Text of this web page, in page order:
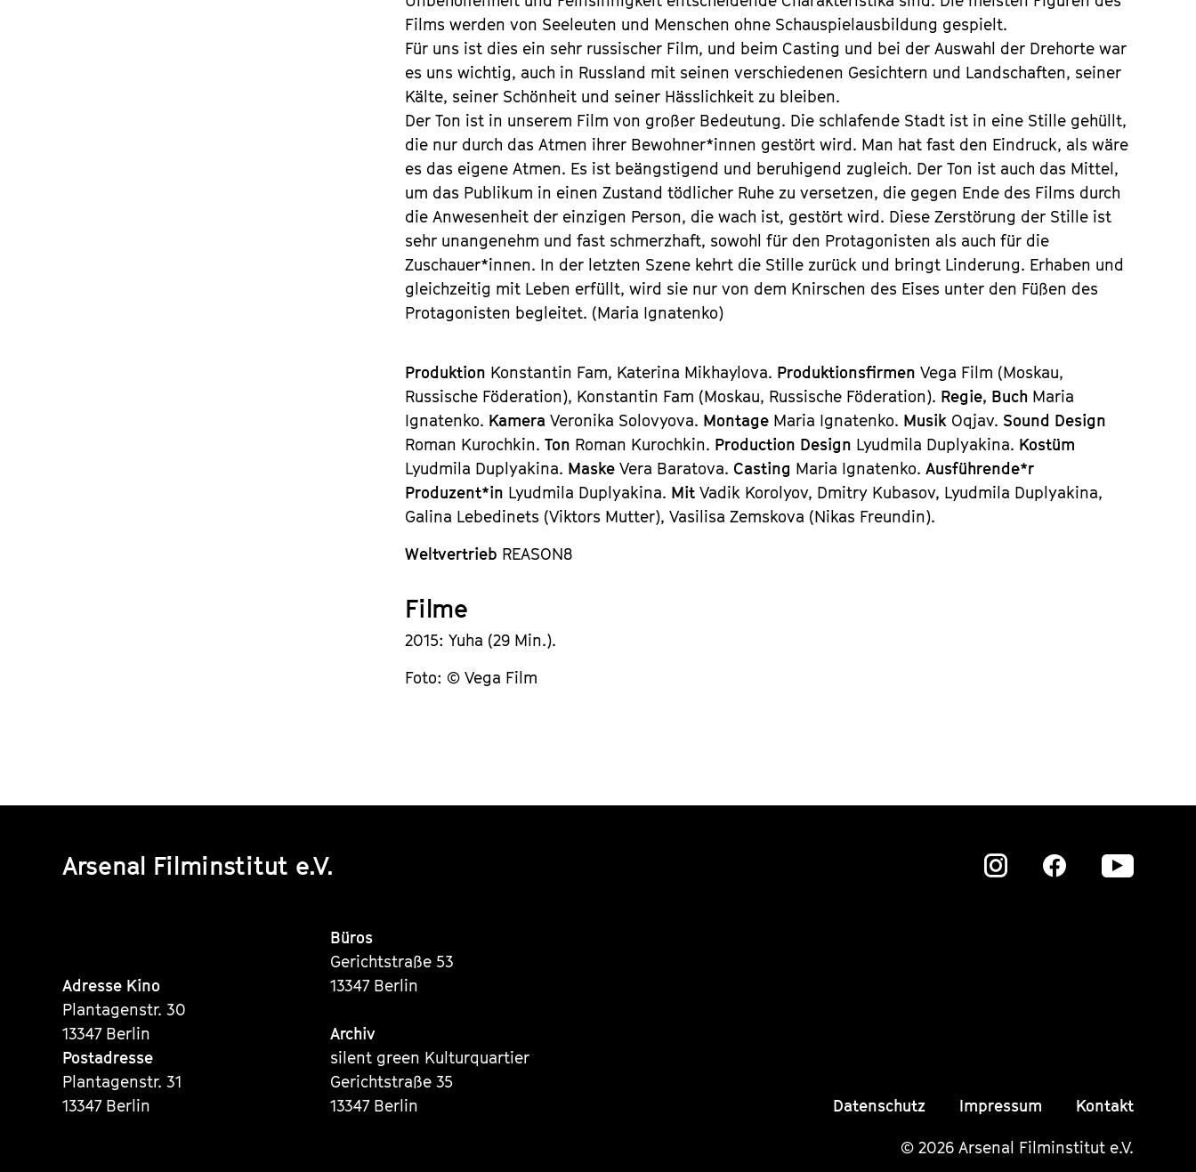
Films werden von Seeleuten und Menschen ohne Schauspielausbildung gespielt.
Für uns ist dies ein sehr russischer Film, und beim Casting und bei der Auswahl der Drehorte war
es uns wichtig, auch in Russland mit seinen verschiedenen Gesichtern und Landschaften, seiner
Kälte, seiner Schönheit und seiner Hässlichkeit zu bleiben.
Der Ton ist in unserem Film von großer Bedeutung. Die schlafende Stadt ist in eine Stille gehüllt,
die nur durch das Atmen ihrer Bewohner*innen gestört wird. Man hat fast den Eindruck, als wäre
es das eigene Atmen. Es ist beängstigend und beruhigend zugleich. Der Ton ist auch das Mittel,
um das Publikum in einen Zustand tödlicher Ruhe zu versetzen, die gegen Ende des Films durch
die Anwesenheit der einzigen Person, die wach ist, gestört wird. Diese Zerstörung der Stille ist
sehr unangenehm und fast schmerzhaft, sowohl für den Protagonisten als auch für die
Zuschauer*innen. In der letzten Szene kehrt die Stille zurück und bringt Linderung. Erhaben und
gleichzeitig mit Leben erfüllt, wird sie nur von dem Knirschen des Eises unter den Füßen des
Protagonisten begleitet. (Maria Ignatenko)
Produktion Konstantin Fam, Katerina Mikhaylova. ProduktionsfirmenVega Film (Moskau,
Russische Föderation), Konstantin Fam (Moskau, Russische Föderation). Regie, Buch Maria
Ignatenko. KameraVeronika Solovyova. Montage Maria Ignatenko. Musik Oqjav. Sound Design
Roman Kurochkin.Ton Roman Kurochkin. Production Design Lyudmila Duplyakina. Kostüm
Lyudmila Duplyakina. MaskeVera Baratova. Casting Maria Ignatenko.Ausführende*r
Produzent*in Lyudmila Duplyakina. MitVadik Korolyov, Dmitry Kubasov, Lyudmila Duplyakina,
Galina Lebedinets (Viktors Mutter), Vasilisa Zemskova (Nikas Freundin).
Weltvertrieb REASON8
Filme
2015: Yuha (29 Min.).
Foto: © Vega Film
Arsenal Filminstitut e.V.
Zu
Zu
Zu
Adresse Kino
Plantagenstr. 30
13347 Berlin
Postadresse
Plantagenstr. 31
13347 Berlin
Büros
Gerichtstraße 53
13347 Berlin
Archiv
silent green Kulturquartier
Gerichtstraße 35
13347 Berlin
Datenschutz Impressum Kontakt
© 2026 Arsenal Filminstitut e.V.